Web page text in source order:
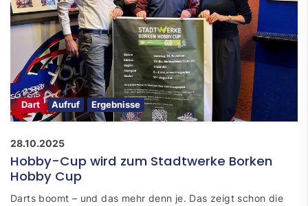
Dart Aufruf Ergebnisse
28.10.2025
Hobby-Cup wird zum Stadtwerke Borken
Hobby Cup
Darts boomt – und das mehr denn je. Das zeigt schon die